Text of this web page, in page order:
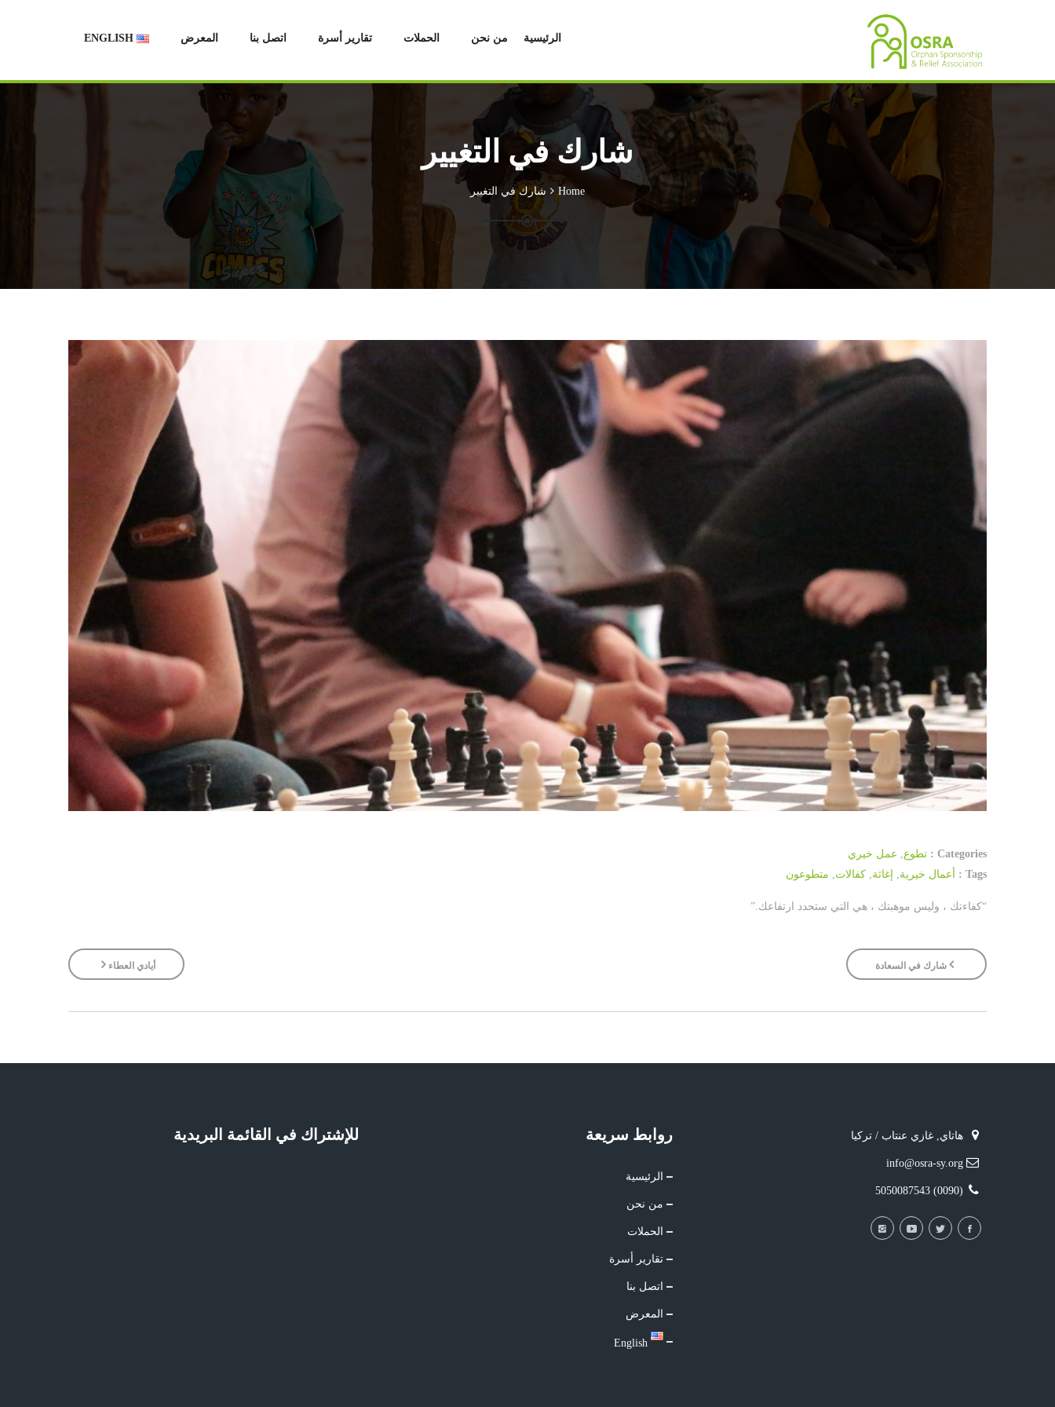
الرئيسية من نحن الحملات تقارير أسرة اتصل بنا المعرض ENGLISH
شارك في التغيير
Home شارك في التغيير
Categories : تطوع
عمل خيري
Tags :
أعمال خيرية إغاثة كفالات متطوعون
“كفاءتك ، وليس موهبتك ، هي التي ستحدد ارتفاعك.”
شارك في السعادة أيادي العطاء
هاتاي, غازي عنتاب / تركيا
info@osra-sy.org
(0090) 5050087543
روابط سريعة
الرئيسية
من نحن
الحملات
تقارير أسرة
اتصل بنا
المعرض
English
للإشتراك في القائمة البريدية